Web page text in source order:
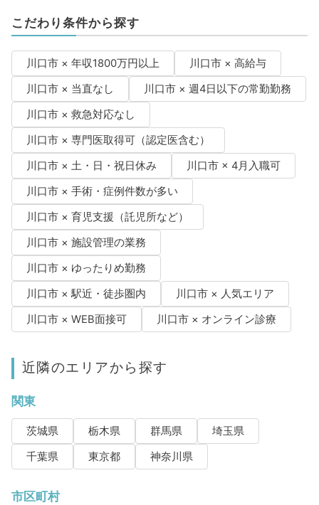
こだわり条件から探す
川口市 × 年収1800万円以上
川口市 × 高給与
川口市 × 当直なし
川口市 × 週4日以下の常勤勤務
川口市 × 救急対応なし
川口市 × 専門医取得可（認定医含む）
川口市 × 土・日・祝日休み
川口市 × 4月入職可
川口市 × 手術・症例件数が多い
川口市 × 育児支援（託児所など）
川口市 × 施設管理の業務
川口市 × ゆったりめ勤務
川口市 × 駅近・徒歩圏内
川口市 × 人気エリア
川口市 × WEB面接可
川口市 × オンライン診療
近隣のエリアから探す
関東
茨城県 栃木県 群馬県
埼玉県
千葉県
東京都 神奈川県
市区町村